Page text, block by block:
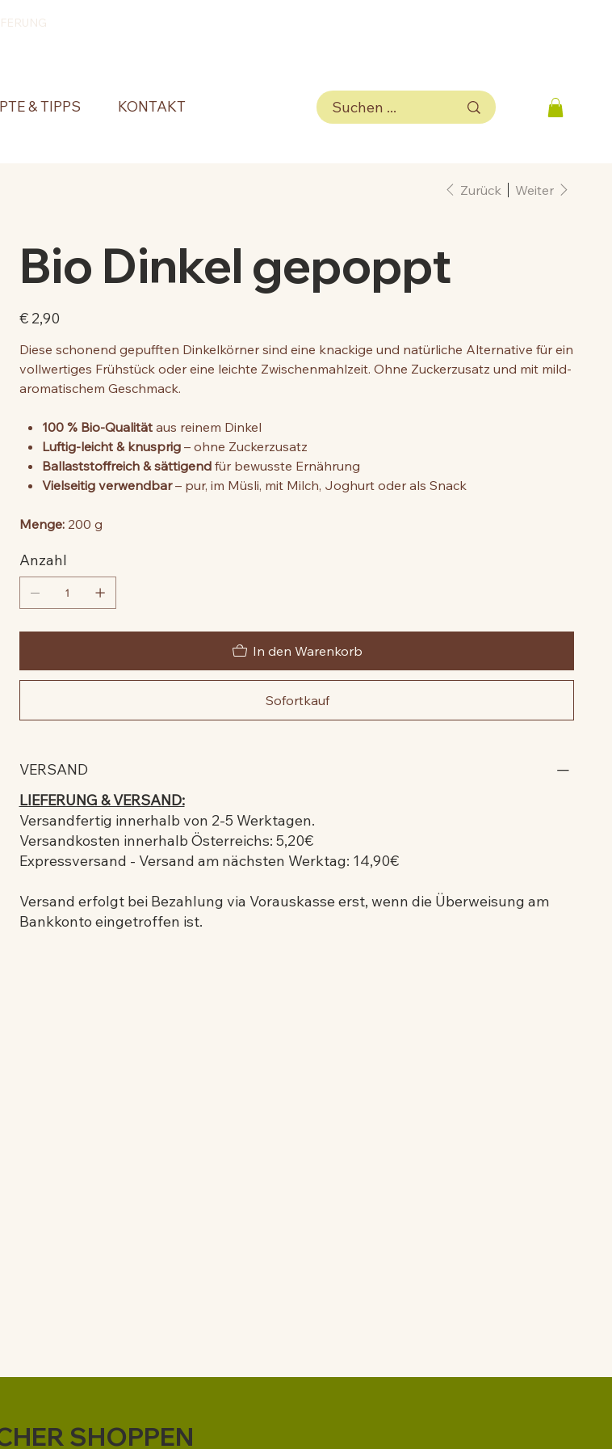
& TIPPS KONTAKT
Zurück Weiter
Bio Dinkel gepoppt
Preis
€ 2,90
Diese schonend gepufften Dinkelkörner sind eine knackige und natürliche Alternative für ein
vollwertiges Frühstück oder eine leichte Zwischenmahlzeit. Ohne Zuckerzusatz und mit mild-
aromatischem Geschmack.
100 % Bio-Qualität aus reinem Dinkel
Luftig-leicht & knusprig – ohne Zuckerzusatz
Ballaststoffreich & sättigend für bewusste Ernährung
Vielseitig verwendbar– pur, im Müsli, mit Milch, Joghurt oder als Snack
Menge:200 g
Anzahl
In den Warenkorb
Sofortkauf
VERSAND
LIEFERUNG & VERSAND:
Versandfertig innerhalb von 2-5 Werktagen.
Versandkosten innerhalb Österreichs: 5,20€
Expressversand - Versand am nächsten Werktag: 14,90€
Versand erfolgt bei Bezahlung via Vorauskasse erst, wenn die Überweisung am
Bankkonto eingetroffen ist.
SHOPPEN